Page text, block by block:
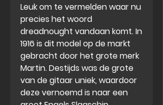
Leuk om te vermelden waar nu
precies het woord
dreadnought vandaan komt. In
1916 is dit model op de markt
gebracht door het grote merk
Martin. Destijds was de grote
van de gitaar uniek, waardoor
deze vernoemd is naar een